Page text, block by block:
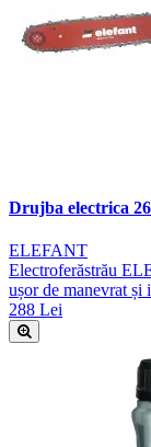
Drujba electrica
ELEFANT
Electroferăstrău
ușor de manevrat și
288 Lei